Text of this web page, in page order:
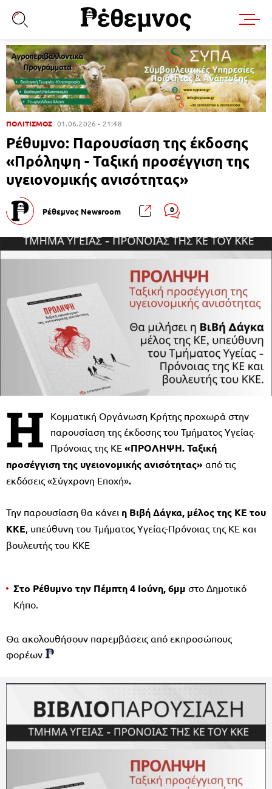
ΠΟΛΙΤΙΣΜΟΣ 01.06.2026 21:48
Ρέθυμνο: Παρουσίαση της έκδοσης
«Πρόληψη - Ταξική προσέγγιση της
υγειονομικής ανισότητας»
Ρέθεμνος Newsroom 0
Η
Κομματική Οργάνωση Κρήτης προχωρά στην
παρουσίαση της έκδοσης του Τμήματος Υγείας-
Πρόνοιας της ΚΕ «ΠΡΟΛΗΨΗ. Ταξική
προσέγγιση της υγειονομικής ανισότητας» από τις
εκδόσεις «Σύγχρονη Εποχή».
Την παρουσίαση θα κάνει η Βιβή Δάγκα, μέλος της ΚΕ του
ΚΚΕ , υπεύθυνη του Τμήματος Υγείας-Πρόνοιας της ΚΕ και
βουλευτής του ΚΚΕ
Στο Ρέθυμνο την Πέμπτη 4 Ιούνη, 6μμ στο Δημοτικό
Κήπο.
Θα ακολουθήσουν παρεμβάσεις από εκπροσώπους
φορέων